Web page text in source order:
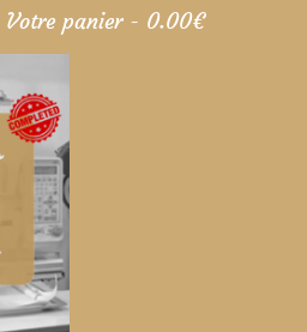
Votre panier - 0.00€